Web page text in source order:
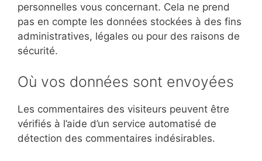
personnelles vous concernant. Cela ne prend
pas en compte les données stockées à des fins
administratives, légales ou pour des raisons de
sécurité.
Où vos données sont envoyées
Les commentaires des visiteurs peuvent être
vérifiés à l’aide d’un service automatisé de
détection des commentaires indésirables.